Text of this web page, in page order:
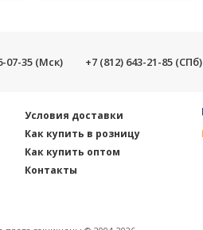
07-35 (Мск) +7 (812) 643-21-85 (СПб)
Условия доставки
Как купить в розницу
Как купить оптом
Контакты